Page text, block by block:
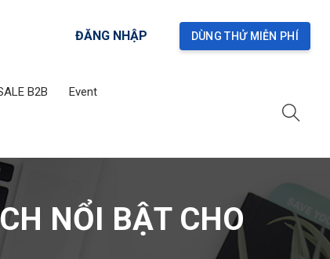
ĐĂNG NHẬP DÙNG THỬ MIỄN PHÍ
B2B Event
NỔI BẬT CHO
×
sự trực tuyến